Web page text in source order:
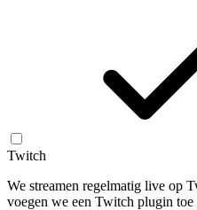
Twitch
We streamen regelmatig live op
voegen we een Twitch plugin toe